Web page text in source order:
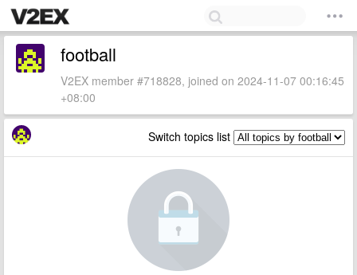
football
V2EX member #718828, joined on 2024-11-07 00:16:45
+08:00
Switch topics list